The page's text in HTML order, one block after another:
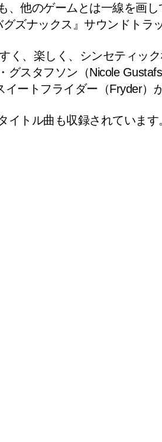
他のゲームとは一線を画
ズナックス』サウンドトラ
く、楽しく、シンセティッ
グスタフソン （Nicole
ートフライダー（Fryder）
トル曲も収録されています